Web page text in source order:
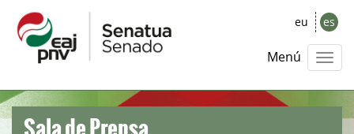
eu es
Menú
Sala de Prensa